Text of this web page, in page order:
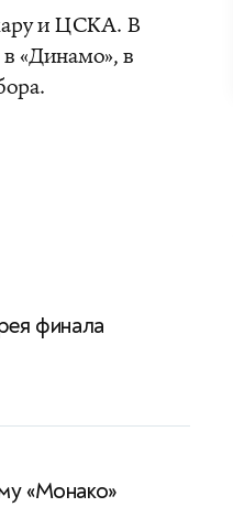
и ЦСКА. В
«Динамо», в
финала
«Монако»